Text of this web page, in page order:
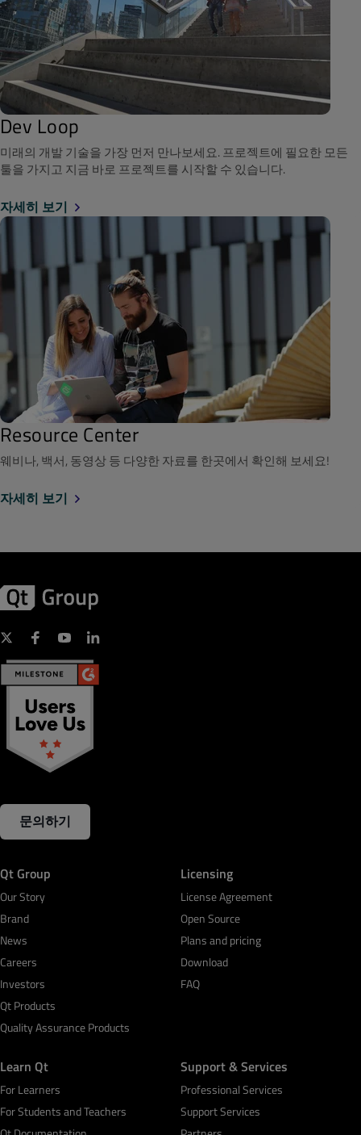
Dev Loop
미래의 개발 기술을 가장 먼저 만나보세요. 프로젝트에 필요한 모든
툴을 가지고 지금 바로 프로젝트를 시작할 수 있습니다.
자세히 보기
Resource Center
웨비나, 백서, 동영상 등 다양한 자료를 한곳에서 확인해 보세요!
자세히 보기
문의하기
Qt Group
Our Story
Brand
News
Careers
Investors
Qt Products
Quality Assurance Products
Licensing
License Agreement
Open Source
Plans and pricing
Download
FAQ
Learn Qt
For Learners
For Students and Teachers
Support & Services
Professional Services
Support Services